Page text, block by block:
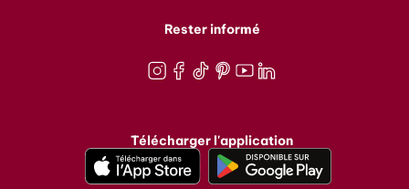
Rester informé
Télécharger l'application